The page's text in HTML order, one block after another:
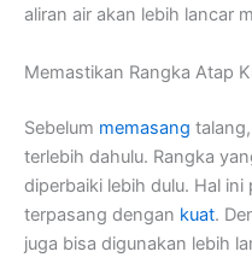
aliran air akan lebih lancar
Memastikan Rangka Atap
Sebelum memasang
terlebih dahulu. Rangka
diperbaiki lebih dulu. Hal
terpasang dengan kuat.
juga bisa digunakan lebih